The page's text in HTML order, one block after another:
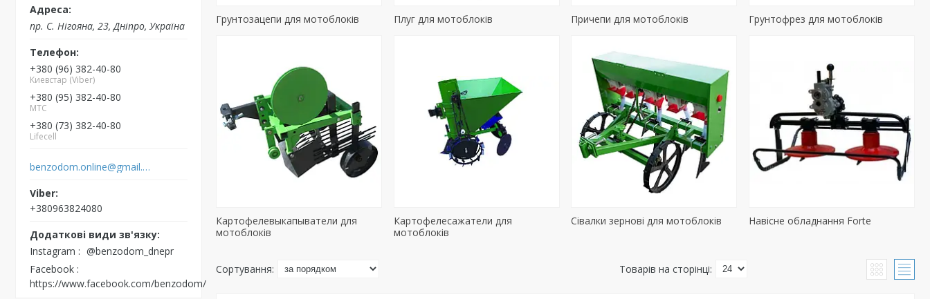
пр. С. Нігояна, 23, Дніпро, Україна
+380 (96) 382-40-80
Киевстар (Viber)
+380 (95) 382-40-80
MTC
+380 (73) 382-40-80
Lifecell
benzodom.online@gmail.com
+380963824080
Instagram
@benzodom_dnepr
Facebook
https://www.facebook.com/benzodom/
Грунтозацепи для мотоблоків Плуг для мотоблоків Причепи для мотоблоків Грунтофрез для мотоблоків
Картофелевыкапыватели для
мотоблоків
Картофелесажатели для
мотоблоків
Сівалки зернові для мотоблоків Навісне обладнання Forte